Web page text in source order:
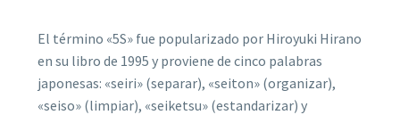
El término «5S» fue popularizado por Hiroyuki Hirano
en su libro de 1995 y proviene de cinco palabras
japonesas: «seiri» (separar), «seiton» (organizar),
«seiso» (limpiar), «seiketsu» (estandarizar) y